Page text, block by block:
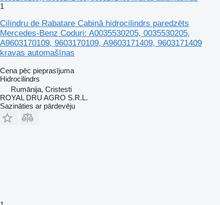
1
Cilindru de Rabatare Cabină hidrocilindrs paredzēts
Mercedes-Benz Coduri: A0035530205, 0035530205,
A9603170109, 9603170109, A9603171409, 9603171409
kravas automašīnas
Cena pēc pieprasījuma
Hidrocilindrs
Rumānija, Cristesti
ROYAL DRU AGRO S.R.L.
Sazināties ar pārdevēju